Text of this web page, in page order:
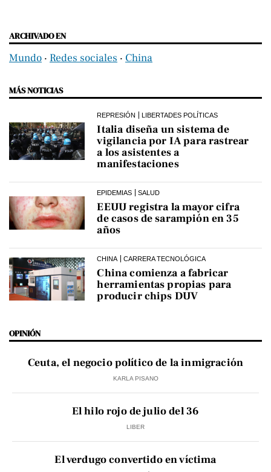
ARCHIVADO EN
Mundo ‧ Redes sociales ‧ China
MÁS NOTICIAS
REPRESIÓN LIBERTADES POLÍTICAS
Italia diseña un sistema de
vigilancia por IA para rastrear
a los asistentes a
manifestaciones
EPIDEMIAS SALUD
EEUU registra la mayor cifra
de casos de sarampión en 35
años
CHINA CARRERA TECNOLÓGICA
China comienza a fabricar
herramientas propias para
producir chips DUV
OPINIÓN
Ceuta, el negocio político de la inmigración
KARLA PISANO
El hilo rojo de julio del 36
LIBER
El verdugo convertido en víctima